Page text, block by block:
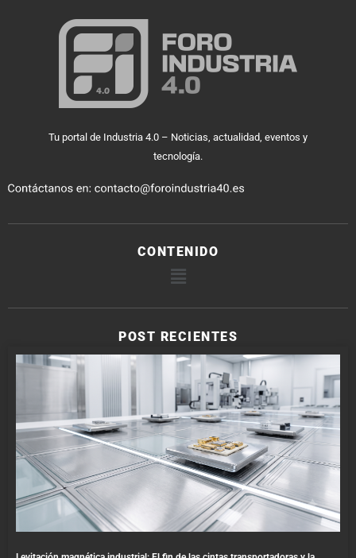
Tu portal de Industria 4.0 – Noticias, actualidad, eventos y
tecnología.
CONTENIDO
POST RECIENTES